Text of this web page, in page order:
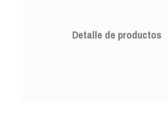
Detalle de productos